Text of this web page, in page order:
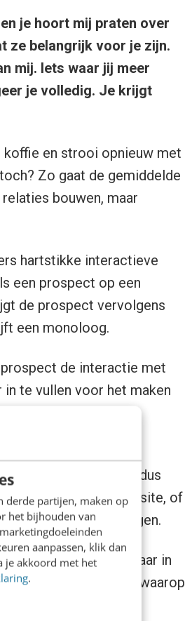
derde partijen, maken op
het bijhouden van
aanpassen, klik dan
je akkoord met het
.
je hoort mij praten over
ze belangrijk voor je zijn.
mij. Iets waar jij meer
je volledig. Je krijgt
koffie en strooi opnieuw met
Zo gaat de gemiddelde
relaties bouwen, maar
hartstikke interactieve
een prospect op een
de prospect vervolgens
een monoloog.
de interactie met
te vullen voor het maken
klikken van die
Je boodschap is dan dus
vindt op onze website, of
te pakken te krijgen.
is belangrijk. Maar in
is dit het moment waarop